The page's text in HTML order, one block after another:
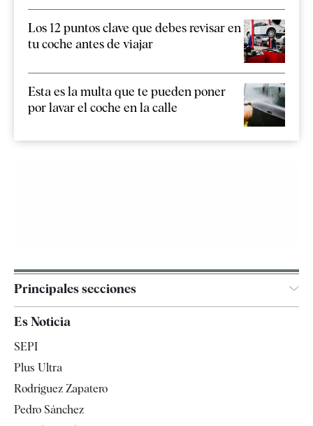
Los 12 puntos clave que debes revisar en
tu coche antes de viajar
Esta es la multa que te pueden poner
por lavar el coche en la calle
Principales secciones
Televisión
Es Noticia
SEPI
Plus Ultra
Rodríguez Zapatero
Pedro Sánchez